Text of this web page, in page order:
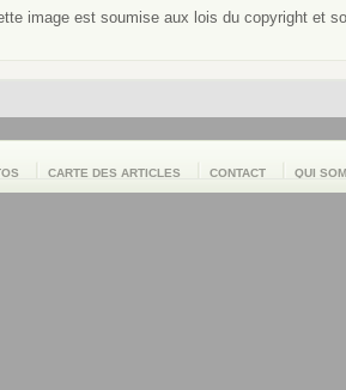
image est soumise aux lois du copyright et
CARTE DES ARTICLES CONTACT QUI